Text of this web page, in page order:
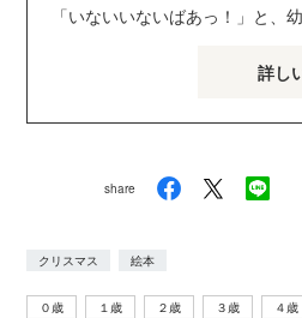
「いないいないばあっ！」と、
のお子さんがいるパパ・ママを
詳し
share
クリスマス 絵本
０歳 １歳 ２歳 ３歳 ４歳